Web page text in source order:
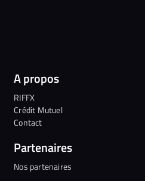
A propos
RIFFX
Crédit Mutuel
Contact
Partenaires
Nos partenaires